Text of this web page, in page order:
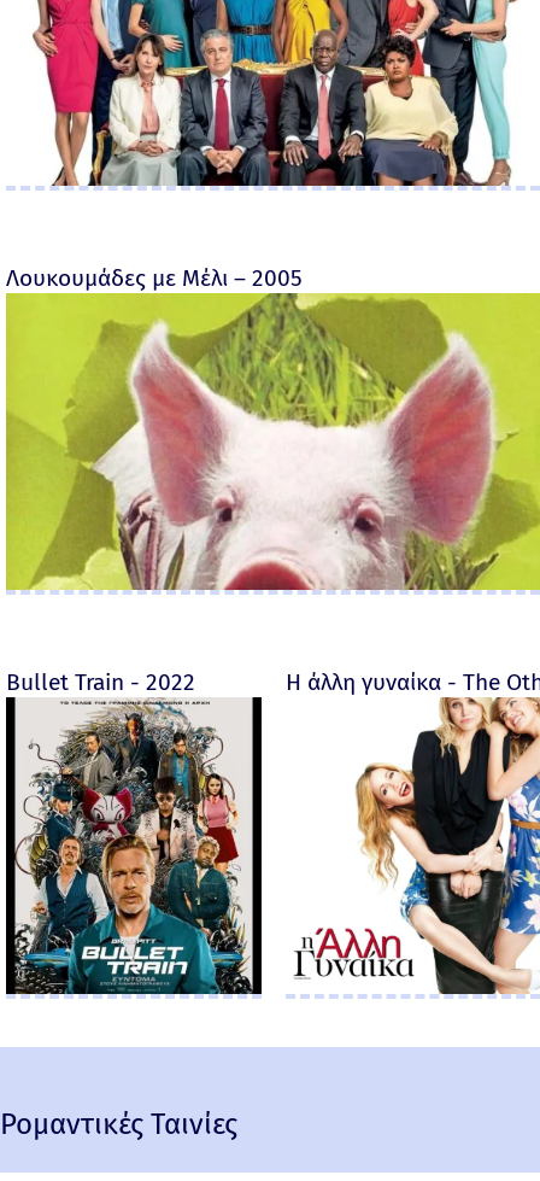
Λουκουμάδες με Μέλι – 2005
Bullet Train - 2022 Η άλλη γυναίκα - The
Ρομαντικές Ταινίες